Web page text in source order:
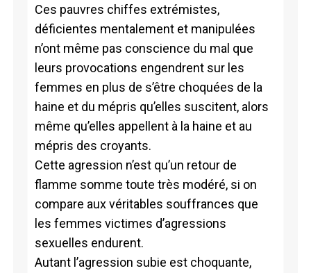
Ces pauvres chiffes extrémistes,
déficientes mentalement et manipulées
n’ont même pas conscience du mal que
leurs provocations engendrent sur les
femmes en plus de s’être choquées de la
haine et du mépris qu’elles suscitent, alors
même qu’elles appellent à la haine et au
mépris des croyants.
Cette agression n’est qu’un retour de
flamme somme toute très modéré, si on
compare aux véritables souffrances que
les femmes victimes d’agressions
sexuelles endurent.
Autant l’agression subie est choquante,